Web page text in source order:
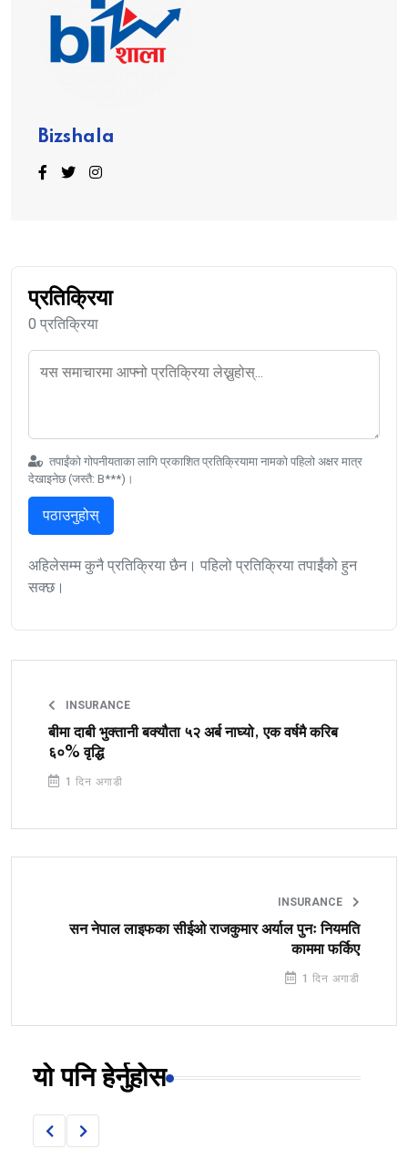
Bizshala
प्रतिक्रिया
0 प्रतिक्रिया
तपाईंको गोपनीयताका लागि प्रकाशित प्रतिक्रियामा नामको पहिलो अक्षर मात्र
देखाइनेछ (जस्तै: B***)।
पठाउनुहोस्
अहिलेसम्म कुनै प्रतिक्रिया छैन। पहिलो प्रतिक्रिया तपाईंको हुन
सक्छ।
INSURANCE
बीमा दाबी भुक्तानी बक्यौता ५२ अर्ब नाघ्यो, एक वर्षमै करिब
६०% वृद्धि
1 दिन अगाडी
INSURANCE
सन नेपाल लाइफका सीईओ राजकुमार अर्याल पुनः नियमति
काममा फर्किए
1 दिन अगाडी
यो पनि हेर्नुहोस